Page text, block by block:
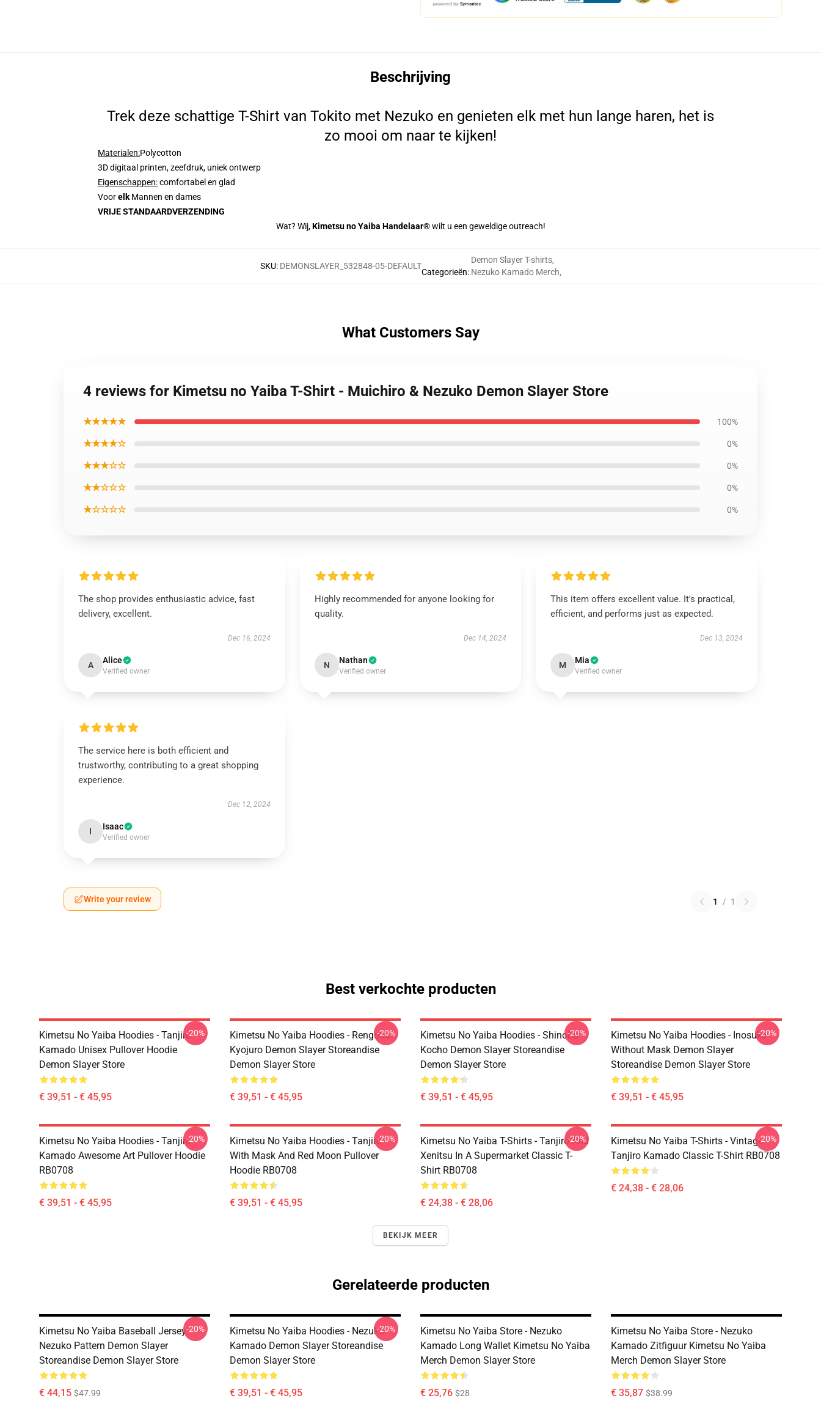
Beschrijving
Trek deze schattige T-Shirt van Tokito met Nezuko en genieten elk met hun lange haren, het is
zo mooi om naar te kijken!
Materialen:Polycotton
3D digitaal printen, zeefdruk, uniek ontwerp
Eigenschappen:comfortabel en glad
Voorelk Mannen en dames
VRIJE STANDAARDVERZENDING
Wat? Wij,Kimetsu no Yaiba Handelaar®wilt u een geweldige outreach!
SKU: DEMONSLAYER_532848-05-DEFAULT
Categorieën:
Demon Slayer T-shirts,
Nezuko Kamado Merch,
What Customers Say
4 reviews for Kimetsu no Yaiba T-Shirt - Muichiro & Nezuko Demon Slayer Store
★★★★★ 100%
★★★★☆ 0%
★★★☆☆ 0%
★★☆☆☆ 0%
★☆☆☆☆ 0%
The shop provides enthusiastic advice, fast
delivery, excellent.
Dec 16, 2024
A Alice
Verified owner
Highly recommended for anyone looking for
quality.
Dec 14, 2024
N Nathan
Verified owner
This item offers excellent value. It's practical,
efficient, and performs just as expected.
Dec 13, 2024
M Mia
Verified owner
The service here is both efficient and
trustworthy, contributing to a great shopping
experience.
Dec 12, 2024
I Isaac
Verified owner
Write your review 1 / 1
Best verkochte producten
Kimetsu No Yaiba Hoodies - Tanjiro
Kamado Unisex Pullover Hoodie
Demon Slayer Store
€ 39,51 - € 45,95
-20%
Kimetsu No Yaiba Hoodies - Rengoku
Kyojuro Demon Slayer Storeandise
Demon Slayer Store
€ 39,51 - € 45,95
-20%
Kimetsu No Yaiba Hoodies - Shinobu
Kocho Demon Slayer Storeandise
Demon Slayer Store
€ 39,51 - € 45,95
-20%
Kimetsu No Yaiba Hoodies - Inosuke
Without Mask Demon Slayer
Storeandise Demon Slayer Store
€ 39,51 - € 45,95
-20%
Kimetsu No Yaiba Hoodies - Tanjiro
Kamado Awesome Art Pullover Hoodie
RB0708
€ 39,51 - € 45,95
-20%
Kimetsu No Yaiba Hoodies - Tanjiro
With Mask And Red Moon Pullover
Hoodie RB0708
€ 39,51 - € 45,95
-20%
Kimetsu No Yaiba T-Shirts - Tanjiro And
Xenitsu In A Supermarket Classic T-
Shirt RB0708
€ 24,38 - € 28,06
-20%
Kimetsu No Yaiba T-Shirts - Vintage
Tanjiro Kamado Classic T-Shirt RB0708
€ 24,38 - € 28,06
-20%
BEKIJK MEER
Gerelateerde producten
Kimetsu No Yaiba Baseball Jersey -
Nezuko Pattern Demon Slayer
Storeandise Demon Slayer Store
€ 44,15 $47.99
-20%
Kimetsu No Yaiba Hoodies - Nezuko
Kamado Demon Slayer Storeandise
Demon Slayer Store
€ 39,51 - € 45,95
-20%
Kimetsu No Yaiba Store - Nezuko
Kamado Long Wallet Kimetsu No Yaiba
Merch Demon Slayer Store
€ 25,76 $28
Kimetsu No Yaiba Store - Nezuko
Kamado Zitfiguur Kimetsu No Yaiba
Merch Demon Slayer Store
€ 35,87 $38.99